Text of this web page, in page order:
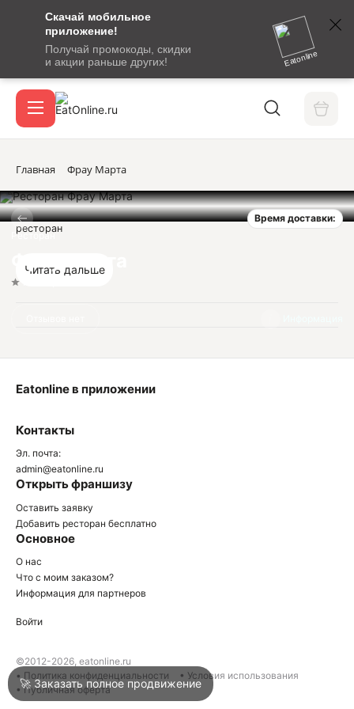
Скачай мобильное
приложение!
Получай промокоды, скидки
и акции раньше других!
Eatonline
сообщение
кодом
подтверждения
Вход / регистрация
Акции
Войти
Написать в техподдержку
Главная Фрау Марта
Время доставки:
Ресторан
Фрау Марта
ресторан
Читать дальше
Контакты
Эл. почта:
admin@eatonline.ru
Открыть франшизу
Оставить заявку
Добавить ресторан бесплатно
Основное
О нас
Что с моим заказом?
Информация для партнеров
Eatonline в приложении
Войти
©2012-2026, eatonline.ru
• Политика конфиденциальности
• Условия использования
• Публичная оферта
🚀 Заказать полное продвижение